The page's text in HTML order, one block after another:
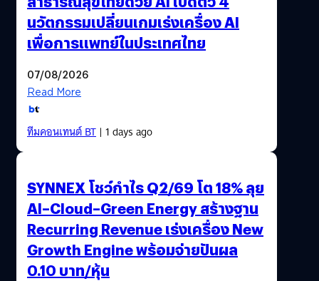
นวัตกรรมเปลี่ยนเกมเร่งเครื่อง AI
เพื่อการแพทย์ในประเทศไทย
07/08/2026
Read More
ทีมคอนเทนต์ BT| 1 days ago
SYNNEX โชว์กำไร Q2/69 โต 18% ลุย
AI–Cloud–Green Energy สร้างฐาน
Recurring Revenue เร่งเครื่อง New
Growth Engine พร้อมจ่ายปันผล
0.10 บาท/หุ้น